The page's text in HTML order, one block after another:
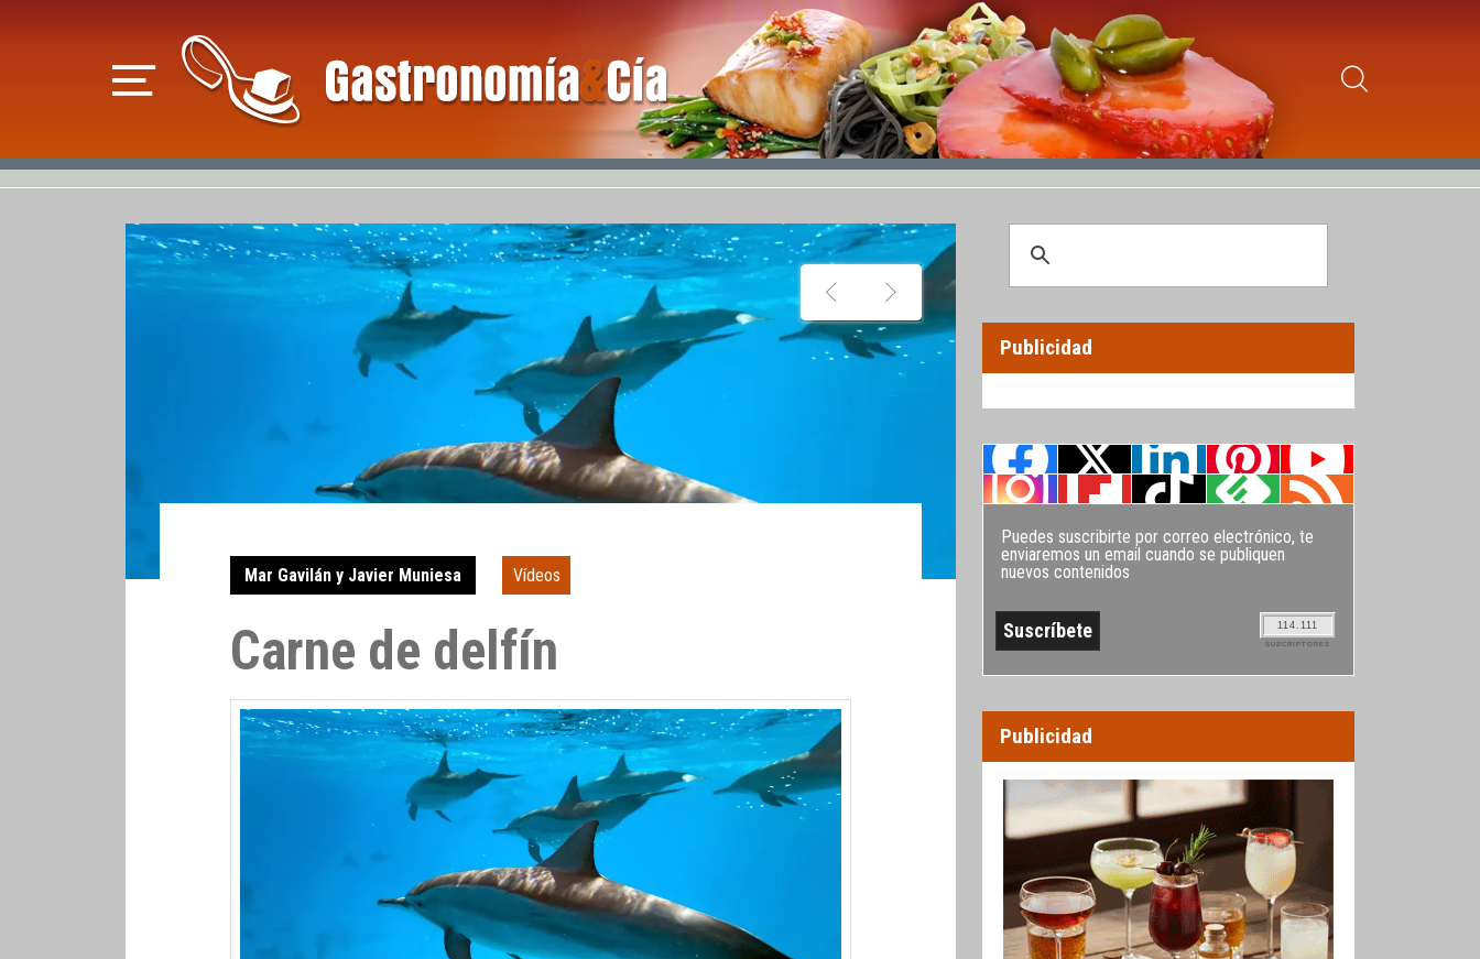
Mar Gavilán y Javier Muniesa Vídeos
Carne de delfín
Publicidad
Puedes suscribirte por correo electrónico, te
enviaremos un email cuando se publiquen
nuevos contenidos
114.111
SUSCRIPTORES
Publicidad